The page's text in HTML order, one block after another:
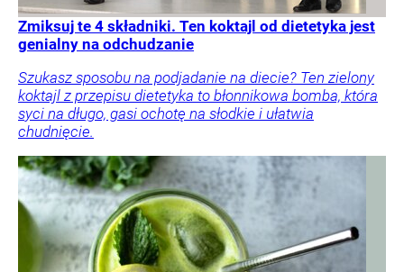
Zmiksuj te 4 składniki. Ten koktajl od dietetyka jest
genialny na odchudzanie
Szukasz sposobu na podjadanie na diecie? Ten zielony
koktajl z przepisu dietetyka to błonnikowa bomba, która
syci na długo, gasi ochotę na słodkie i ułatwia
chudnięcie.